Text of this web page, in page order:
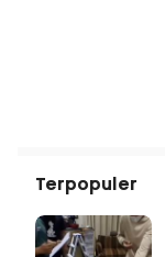
Terpopuler